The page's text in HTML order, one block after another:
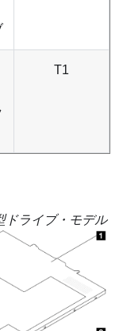
T1
ドライブ・モデル